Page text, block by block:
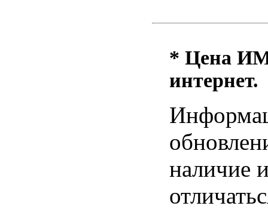
* Цена ИМ
интернет.
наличие